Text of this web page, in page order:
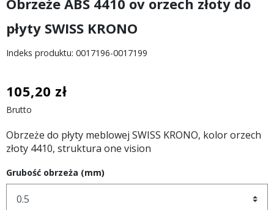
Obrzeże ABS 4410 ov orzech złoty do
płyty SWISS KRONO
Indeks produktu: 0017196-0017199
105,20 zł
Brutto
Obrzeże do płyty meblowej SWISS KRONO, kolor orzech
złoty 4410, struktura one vision
Grubość obrzeża (mm)